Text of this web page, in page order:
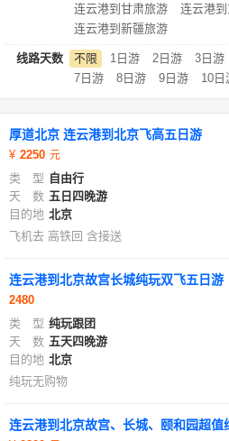
连云港到甘肃旅游
连云港
连云港到新疆旅游
线路天数 不限 1日游 2日游 3日游
7日游
8日游 9日游 10日
厚道北京 连云港到北京飞高五日游
2250
类 型 自由行
天 数 五日四晚游
目的地 北京
飞机去 高铁回 含接送
连云港到北京故宫长城纯玩双飞五日游
2480
类 型 纯玩跟团
天 数 五天四晚游
目的地 北京
纯玩无购物
连云港到北京故宫、长城、颐和园超值